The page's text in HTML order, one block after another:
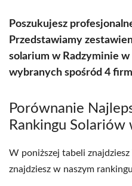
Poszukujesz
Przedstawiamy
solarium w Radzyminie
wybranych spośród 4
Porównanie
Rankingu Solariów
W poniższej tabeli
znajdziesz w naszym